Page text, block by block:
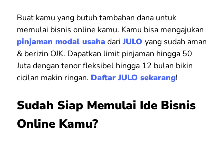
Buat kamu yang butuh tambahan dana untuk
memulai bisnis online kamu. Kamu bisa mengajukan
pinjaman modal usahadari JULO yang sudah aman
& berizin OJK. Dapatkan limit pinjaman hingga 50
Juta dengan tenor fleksibel hingga 12 bulan bikin
cicilan makin ringan. Daftar JULO sekarang!
Sudah Siap Memulai Ide Bisnis
Online Kamu?